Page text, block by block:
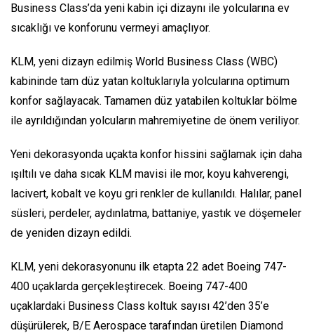
Business Class’da yeni kabin içi dizaynı ile yolcularına ev
sıcaklığı ve konforunu vermeyi amaçlıyor.
KLM, yeni dizayn edilmiş World Business Class (WBC)
kabininde tam düz yatan koltuklarıyla yolcularına optimum
konfor sağlayacak. Tamamen düz yatabilen koltuklar bölme
ile ayrıldığından yolcuların mahremiyetine de önem veriliyor.
Yeni dekorasyonda uçakta konfor hissini sağlamak için daha
ışıltılı ve daha sıcak KLM mavisi ile mor, koyu kahverengi,
lacivert, kobalt ve koyu gri renkler de kullanıldı. Halılar, panel
süsleri, perdeler, aydınlatma, battaniye, yastık ve döşemeler
de yeniden dizayn edildi.
KLM, yeni dekorasyonunu ilk etapta 22 adet Boeing 747-
400 uçaklarda gerçekleştirecek. Boeing 747-400
uçaklardaki Business Class koltuk sayısı 42’den 35’e
düşürülerek, B/E Aerospace tarafından üretilen Diamond